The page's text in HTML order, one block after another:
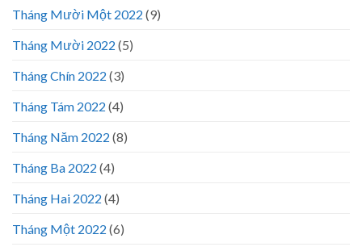
Tháng Mười Một 2022 (9)
Tháng Mười 2022 (5)
Tháng Chín 2022 (3)
Tháng Tám 2022 (4)
Tháng Năm 2022 (8)
Tháng Ba 2022 (4)
Tháng Hai 2022 (4)
Tháng Một 2022 (6)